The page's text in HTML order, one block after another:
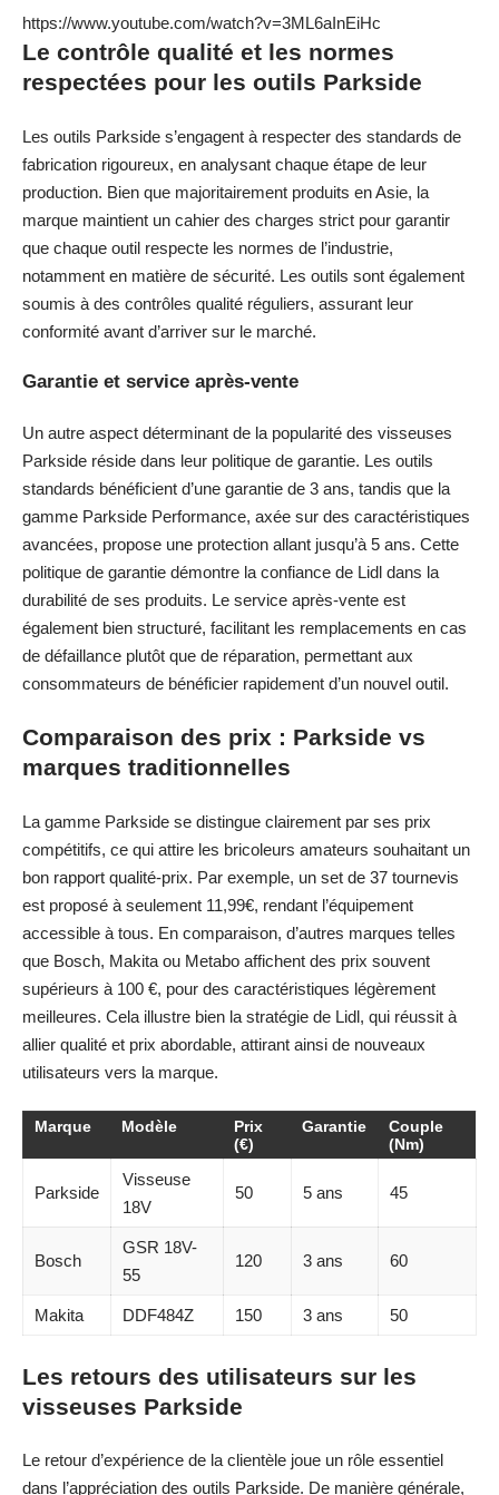
https://www.youtube.com/watch?v=3ML6aInEiHc
Le contrôle qualité et les normes
respectées pour les outils Parkside
Les outils Parkside s’engagent à respecter des standards de
fabrication rigoureux, en analysant chaque étape de leur
production. Bien que majoritairement produits en Asie, la
marque maintient un cahier des charges strict pour garantir
que chaque outil respecte les normes de l’industrie,
notamment en matière de sécurité. Les outils sont également
soumis à des contrôles qualité réguliers, assurant leur
conformité avant d’arriver sur le marché.
Garantie et service après-vente
Un autre aspect déterminant de la popularité des visseuses
Parkside réside dans leur politique de garantie. Les outils
standards bénéficient d’une garantie de 3 ans, tandis que la
gamme Parkside Performance, axée sur des caractéristiques
avancées, propose une protection allant jusqu’à 5 ans. Cette
politique de garantie démontre la confiance de Lidl dans la
durabilité de ses produits. Le service après-vente est
également bien structuré, facilitant les remplacements en cas
de défaillance plutôt que de réparation, permettant aux
consommateurs de bénéficier rapidement d’un nouvel outil.
Comparaison des prix : Parkside vs
marques traditionnelles
La gamme Parkside se distingue clairement par ses prix
compétitifs, ce qui attire les bricoleurs amateurs souhaitant un
bon rapport qualité-prix. Par exemple, un set de 37 tournevis
est proposé à seulement 11,99€, rendant l’équipement
accessible à tous. En comparaison, d’autres marques telles
que Bosch, Makita ou Metabo affichent des prix souvent
supérieurs à 100 €, pour des caractéristiques légèrement
meilleures. Cela illustre bien la stratégie de Lidl, qui réussit à
allier qualité et prix abordable, attirant ainsi de nouveaux
utilisateurs vers la marque.
Marque Modèle
Prix
(€)
Garantie
Couple
(Nm)
Parkside
Visseuse
18V
50 5 ans 45
Bosch
GSR 18V-
55
120 3 ans 60
Makita DDF484Z 150 3 ans 50
Les retours des utilisateurs sur les
visseuses Parkside
Le retour d’expérience de la clientèle joue un rôle essentiel
dans l’appréciation des outils Parkside. De manière générale,